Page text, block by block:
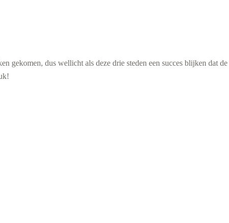
gekomen, dus wellicht als deze drie steden een succes blijken dat